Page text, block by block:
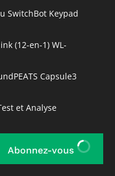
SwitchBot Keypad
(12-en-1) WL-
Capsule3
et Analyse
chaise
sessions 22 mars
Abonnez-vous